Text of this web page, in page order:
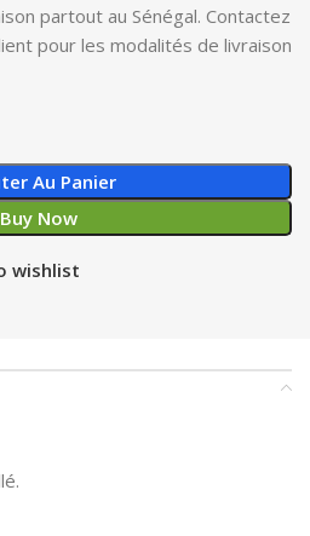
partout au Sénégal. Contactez
pour les modalités de livraison
Au Panier
Buy Now
wishlist